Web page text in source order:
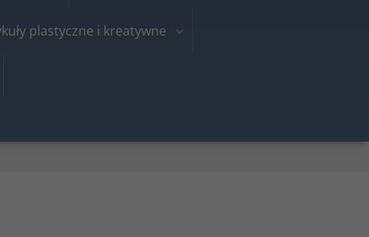
plastyczne i kreatywne